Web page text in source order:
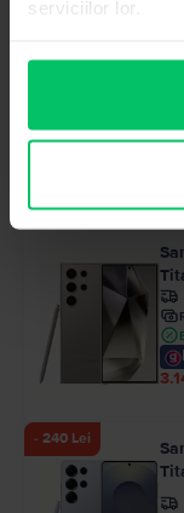
serviciilor lor.
- 240 Lei